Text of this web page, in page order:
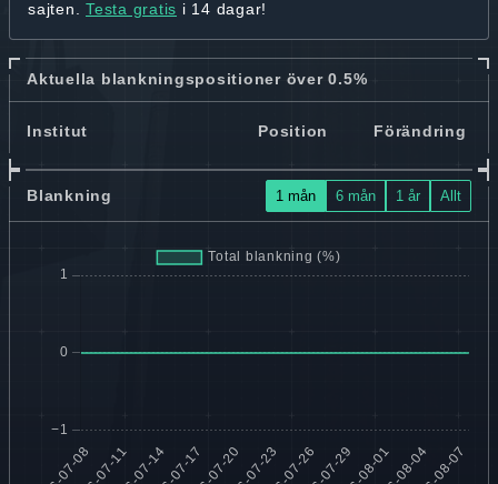
sajten. Testa gratis i 14 dagar!
Aktuella blankningspositioner över 0.5%
Institut Position Förändring
Blankning 1 mån 6 mån 1 år Allt